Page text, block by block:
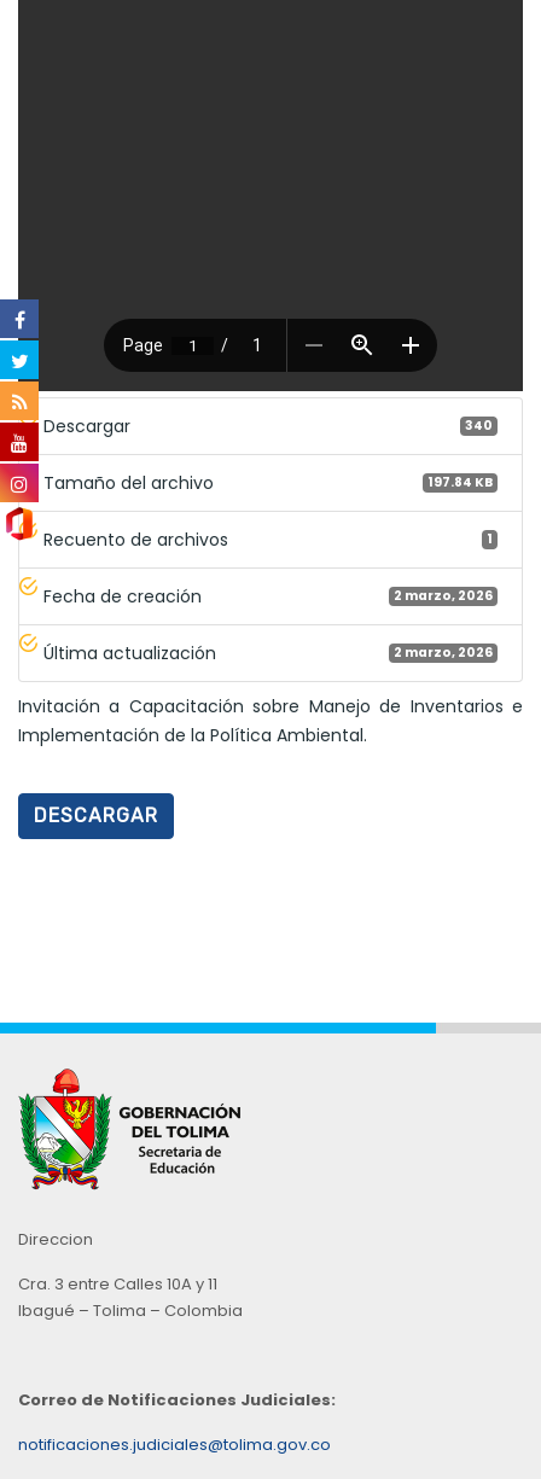
Descargar 340
Tamaño del archivo 197.84 KB
Recuento de archivos 1
Fecha de creación 2 marzo, 2026
Última actualización 2 marzo, 2026
Invitación a Capacitación sobre Manejo de Inventarios e
Implementación de la Política Ambiental.
DESCARGAR
Direccion
Cra. 3 entre Calles 10A y 11
Ibagué – Tolima – Colombia
Correo de Notificaciones Judiciales:
notificaciones.judiciales@tolima.gov.co